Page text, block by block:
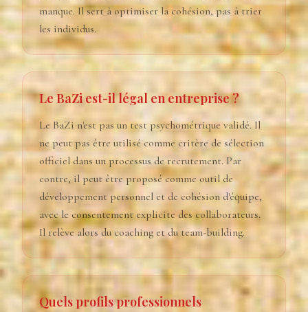
manque. Il sert à optimiser la cohésion, pas à trier
les individus.
Le BaZi est-il légal en entreprise ?
Le BaZi n'est pas un test psychométrique validé. Il
ne peut pas être utilisé comme critère de sélection
officiel dans un processus de recrutement. Par
contre, il peut être proposé comme outil de
développement personnel et de cohésion d'équipe,
avec le consentement explicite des collaborateurs.
Il relève alors du coaching et du team-building.
Quels profils professionnels